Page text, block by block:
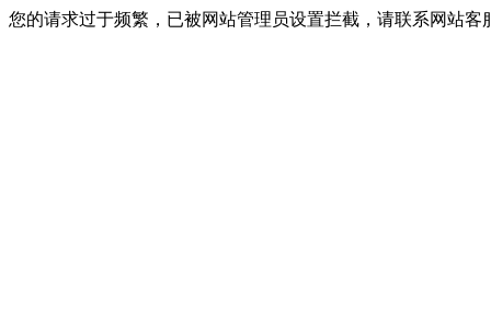
您的请求过于频繁，已被网站管理员设置拦截，请联系网站客